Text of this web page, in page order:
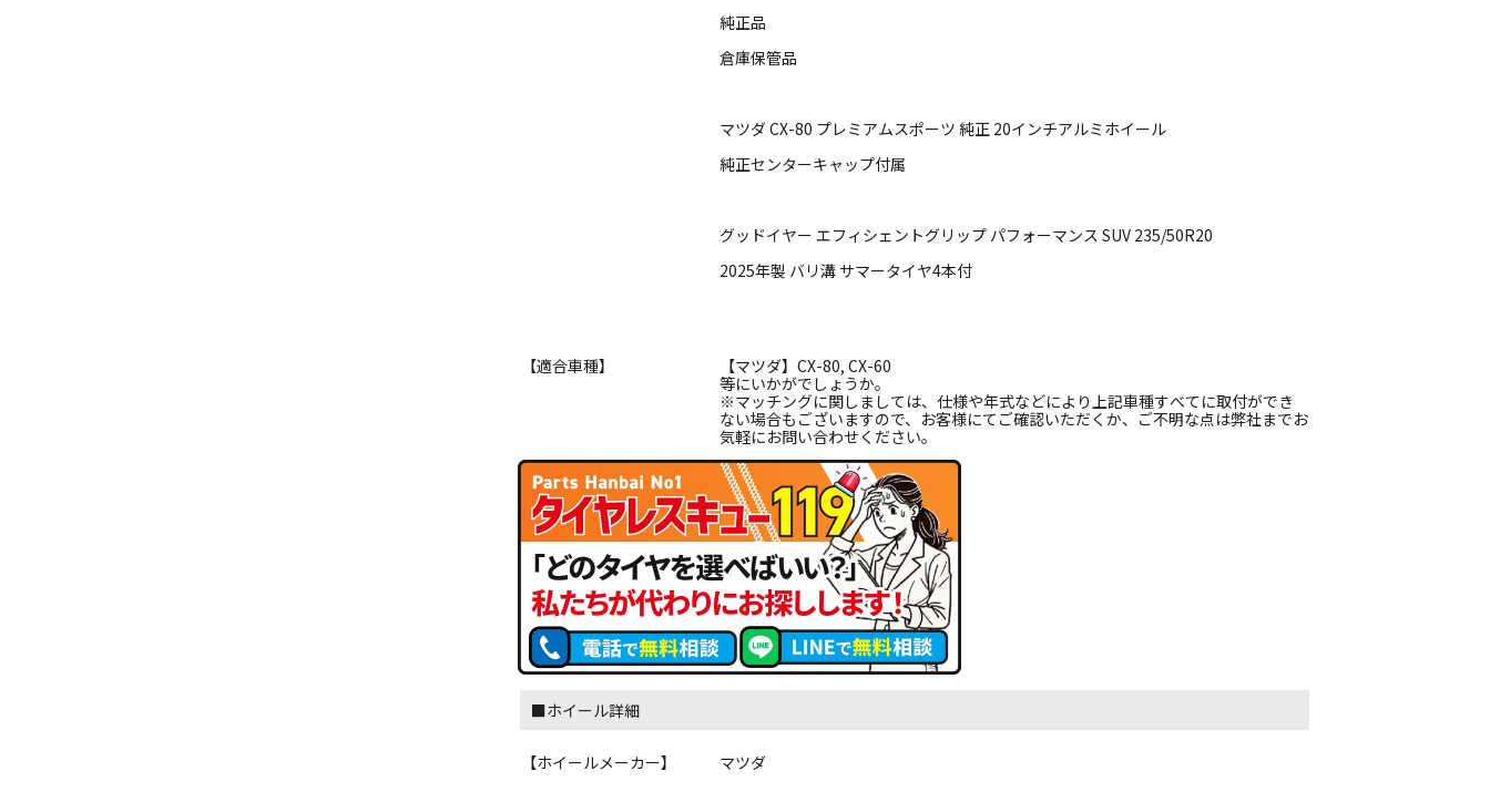
純正品
倉庫保管品
マツダ CX-80 プレミアムスポーツ 純正 20インチアルミホイール
純正センターキャップ付属
グッドイヤー エフィシェントグリップ パフォーマンス SUV 235/50R20
2025年製 バリ溝 サマータイヤ4本付
【適合車種】
【マツダ】CX-80, CX-60
等にいかがでしょうか。
※マッチングに関しましては、仕様や年式などにより上記車種すべてに取付ができ
ない場合もございますので、お客様にてご確認いただくか、ご不明な点は弊社までお
気軽にお問い合わせください。
■ホイール詳細
【ホイールメーカー】
マツダ